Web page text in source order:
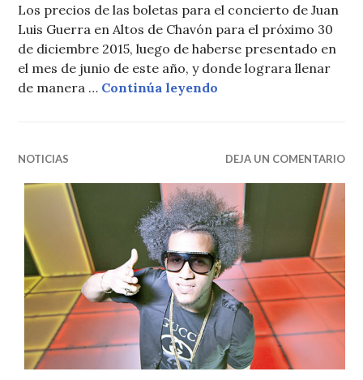
Los precios de las boletas para el concierto de Juan
Luis Guerra en Altos de Chavón para el próximo 30
de diciembre 2015, luego de haberse presentado en
el mes de junio de este año, y donde lograra llenar
de manera … Continúa leyendo
NOTICIAS DEJA UN COMENTARIO